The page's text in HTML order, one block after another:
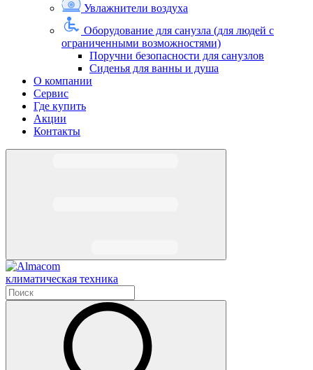
Увлажнители воздуха
Оборудование для санузла (для людей с
ограниченными возможностями)
Поручни безопасности для санузлов
Сиденья для ванны и душа
О компании
Сервис
Где купить
Акции
Контакты
климатическая техника